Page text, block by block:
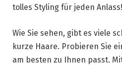
tolles Styling für jeden Anlass!
Wie Sie sehen, gibt es viele
kurze Haare. Probieren Sie
am besten zu Ihnen passt.